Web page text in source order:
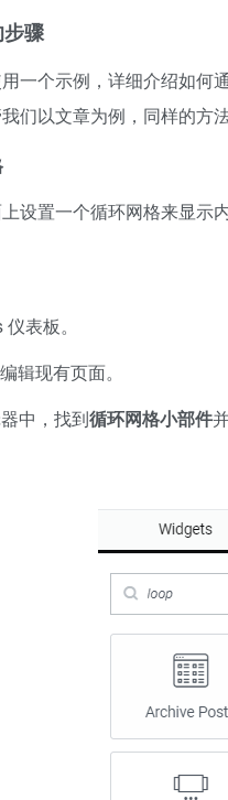
骤
一个示例，详细介绍如何
们以文章为例，同样的方
设置一个循环网格来显示内
表板。
辑现有页面。
中，找到循环网格小部件